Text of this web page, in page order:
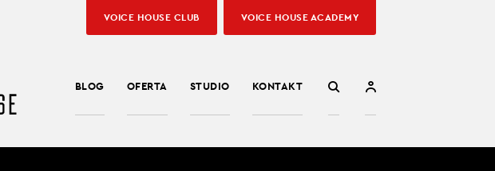
BLOG OFERTA STUDIO KONTAKT
VOICE HOUSE CLUB VOICE HOUSE ACADEMY